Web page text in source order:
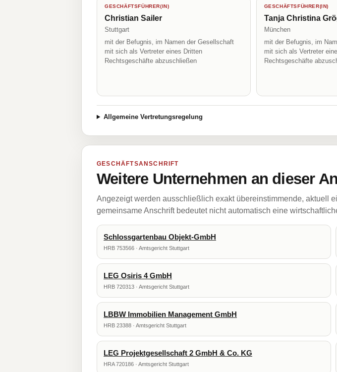
GESCHÄFTSFÜHRER(IN)
Christian Sailer
Stuttgart
mit der Befugnis, im Namen der Gesellschaft
mit sich als Vertreter eines Dritten
Rechtsgeschäfte abzuschließen
GESCHÄFTSFÜHRER(IN)
Tanja Christina
München
mit der Befugnis, im
mit sich als Vertreter
Rechtsgeschäfte
Allgemeine Vertretungsregelung
GESCHÄFTSANSCHRIFT
Weitere Unternehmen an dieser
Angezeigt werden ausschließlich exakt übereinstimmende, aktuell
gemeinsame Anschrift bedeutet nicht automatisch eine
Schlossgartenbau Objekt-GmbH
HRB 753566 · Amtsgericht Stuttgart
LEG Osiris 4 GmbH
HRB 720313 · Amtsgericht Stuttgart
LBBW Immobilien Management GmbH
HRB 23388 · Amtsgericht Stuttgart
LEG Projektgesellschaft 2 GmbH & Co. KG
HRA 720186 · Amtsgericht Stuttgart